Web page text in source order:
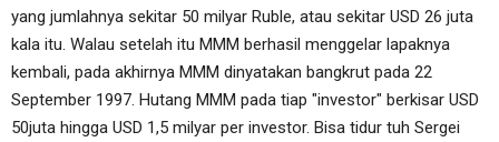
yang jumlahnya sekitar 50 milyar Ruble, atau sekitar USD 26 juta
kala itu. Walau setelah itu MMM berhasil menggelar lapaknya
kembali, pada akhirnya MMM dinyatakan bangkrut pada 22
September 1997. Hutang MMM pada tiap "investor" berkisar USD
50juta hingga USD 1,5 milyar per investor. Bisa tidur tuh Sergei